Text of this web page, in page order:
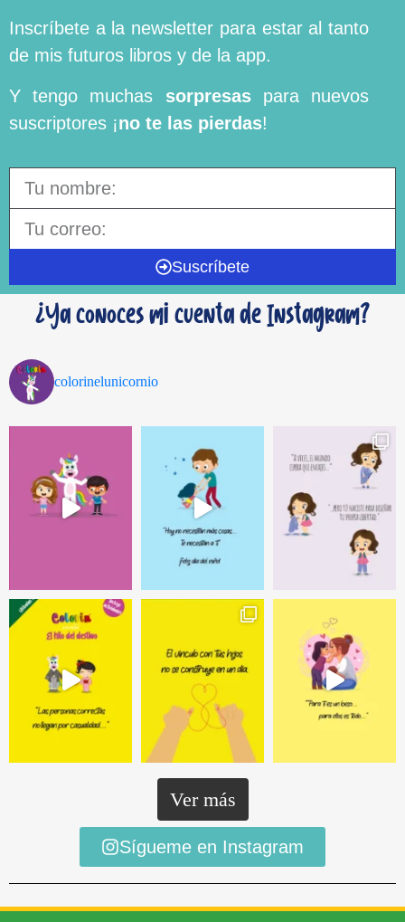
Inscríbete a la newsletter para estar al tanto
de mis futuros libros y de la app.
Y tengo muchas sorpresaspara nuevos
suscriptores ¡no te las pierdas!
Suscríbete
¿Ya conoces mi cuenta de Instagram?
colorinelunicornio
Ver más
Sígueme en Instagram